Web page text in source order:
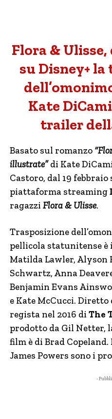
Flora & Ulisse,
su Disney+
Kate
trailer
Basato sul romanzo
illustrate”di Kate
Castoro, dal 19
piattaforma streaming
ragazzi Flora & Ulisse.
Trasposizione
pellicola statunitense
Matilda Lawler, Alyson
Schwartz, Anna
Benjamin Evans
e Kate McCucci. Diretto
regista nel 2016 di The
prodotto da Gil Netter,
film è di Brad
James Powers sono i
-